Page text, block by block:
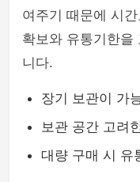
여주기 때문에 시
확보와 유통기한을
니다.
장기 보관이 가
보관 공간 고려
대량 구매 시 유